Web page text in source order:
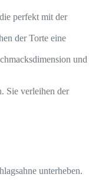
perfekt mit der
der Torte eine
und
Sie verleihen der
unterheben.